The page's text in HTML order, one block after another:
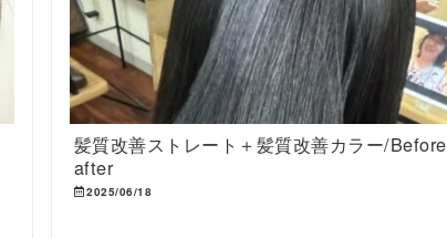
髪質改善ストレート＋髪質改善カラー/Before
after
2025/06/18